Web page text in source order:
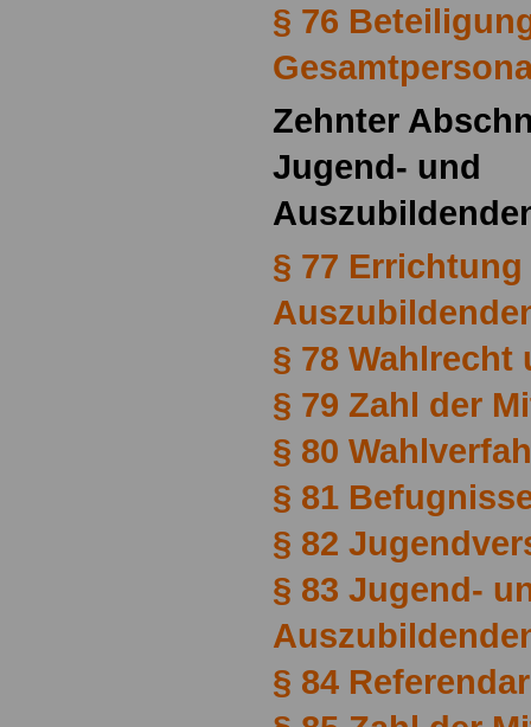
§ 76
Zehnter
Jugend- und
§ 77
§ 78 Wahlrecht
§ 79 Zahl der
§ 80
§ 81
§ 82
§ 83 Jugend-
§ 84